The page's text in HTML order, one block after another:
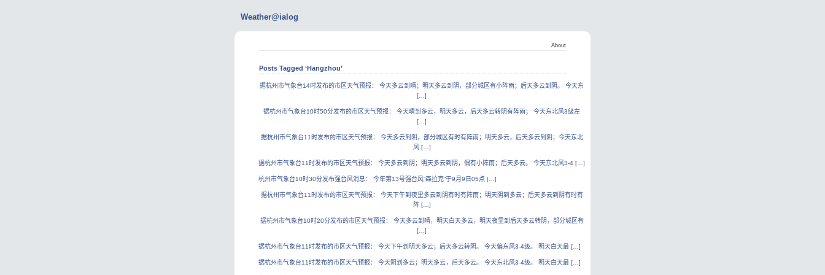
Weather@ialog
About
Posts Tagged ‘Hangzhou’
据杭州市气象台14时发布的市区天气预报： 今天多云到晴；明天多云到阴，部分城区有小阵雨；后天多云到阴。 今天东
[…]
据杭州市气象台10时50分发布的市区天气预报： 今天晴到多云，明天多云，后天多云转阴有阵雨； 今天东北风3级左
[…]
据杭州市气象台11时发布的市区天气预报： 今天多云到阴，部分城区有时有阵雨；明天多云，后天多云到阴；今天东北
风 […]
据杭州市气象台11时发布的市区天气预报： 今天多云到阴；明天多云到阴，偶有小阵雨；后天多云。 今天东北风3-4 […]
杭州市气象台10时30分发布强台风消息： 今年第13号强台风”森拉克”于9月9日05点 […]
据杭州市气象台11时发布的市区天气预报： 今天下午到夜里多云到阴有时有阵雨；明天阴到多云；后天多云到阴有时有
阵 […]
据杭州市气象台10时20分发布的市区天气预报： 今天多云到晴，明天白天多云，明天夜里到后天多云转阴，部分城区有
[…]
据杭州市气象台11时发布的市区天气预报： 今天下午到明天多云；后天多云转阴。 今天偏东风3-4级。 明天白天最 […]
据杭州市气象台11时发布的市区天气预报： 今天阴到多云；明天多云，后天多云。 今天东北风3-4级。 明天白天最 […]